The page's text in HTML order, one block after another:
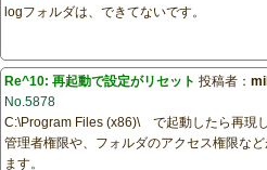
logフォルダは、できてないです。
Re^10: 再起動で設定がリセット 投稿者：
No.5878
C:\Program Files (x86)\ で起動したら再現し
管理者権限や、フォルダのアクセス権限な
ます。